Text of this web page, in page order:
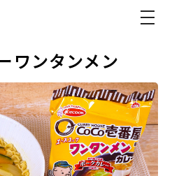
ワンタンメン